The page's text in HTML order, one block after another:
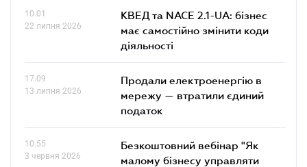
10.01
22 липня 2026
КВЕД та NACE 2.1-UA: бізнес
має самостійно змінити коди
діяльності
17.09
13 липня 2026
Продали електроенергію в
мережу — втратили єдиний
податок
10.55
3 червня 2026
Безкоштовний вебінар "Як
малому бізнесу управляти